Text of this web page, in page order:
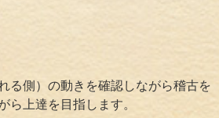
る側）の動きを確認しながら稽古を
ら上達を目指します。